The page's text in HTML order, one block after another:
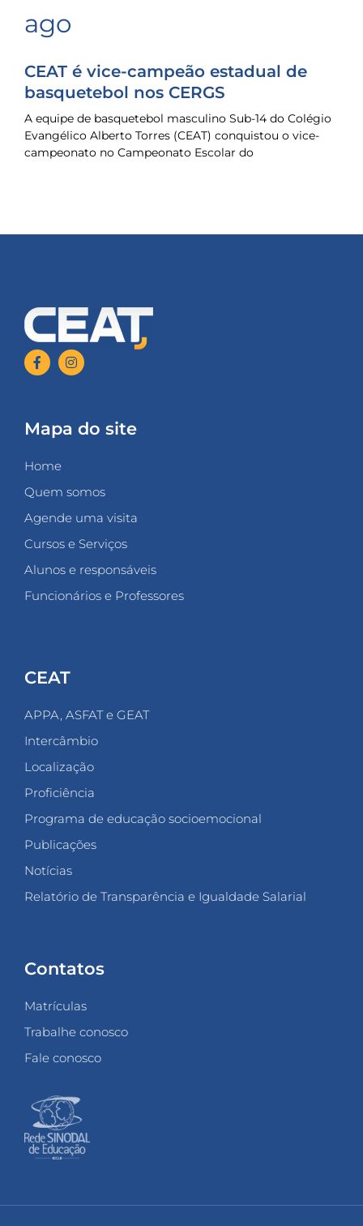
ago
CEAT é vice-campeão estadual de
basquetebol nos CERGS
A equipe de basquetebol masculino Sub-14 do Colégio
Evangélico Alberto Torres (CEAT) conquistou o vice-
campeonato no Campeonato Escolar do
Mapa do site
Home
Quem somos
Agende uma visita
Cursos e Serviços
Alunos e responsáveis
Funcionários e Professores
CEAT
APPA, ASFAT e GEAT
Intercâmbio
Localização
Proficiência
Programa de educação socioemocional
Publicações
Notícias
Relatório de Transparência e Igualdade Salarial
Contatos
Matrículas
Trabalhe conosco
Fale conosco